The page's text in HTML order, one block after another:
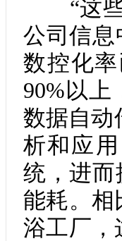
“这些
公司信息
数控化
90%以
数据自动
析和应
统，进而
能耗。相
浴工厂，